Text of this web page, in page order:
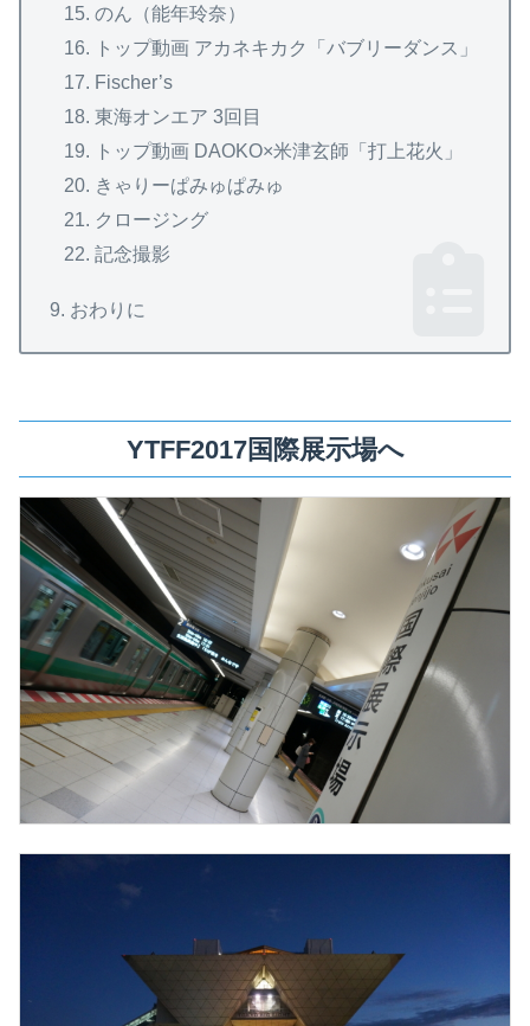
のん（能年玲奈）
トップ動画 アカネキカク「バブリーダンス」
Fischer’s
東海オンエア 3回目
トップ動画 DAOKO×米津玄師「打上花火」
きゃりーぱみゅぱみゅ
クロージング
記念撮影
おわりに
YTFF2017国際展示場へ